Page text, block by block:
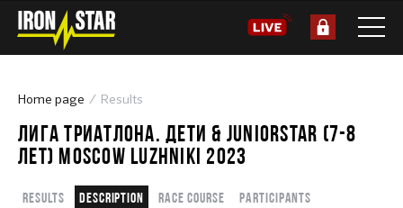
Home page Results
ЛИГА ТРИАТЛОНА. ДЕТИ & JUNIORSTAR (7-8
ЛЕТ) MOSCOW LUZHNIKI 2023
Results Description Race course Participants